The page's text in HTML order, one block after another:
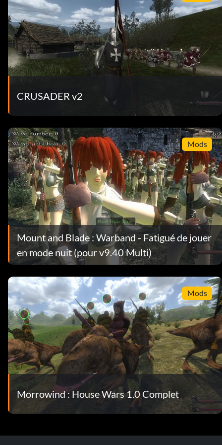
CRUSADER v2
Mods
Mount and Blade : Warband - Fatigué de jouer
en mode nuit (pour v9.40 Multi)
Mods
Morrowind : House Wars 1.0 Complet